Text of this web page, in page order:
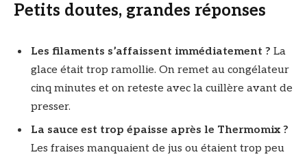
Petits doutes, grandes réponses
Les filaments s’affaissent immédiatement ? La
glace était trop ramollie. On remet au congélateur
cinq minutes et on reteste avec la cuillère avant de
presser.
La sauce est trop épaisse après le Thermomix ?
Les fraises manquaient de jus ou étaient trop peu